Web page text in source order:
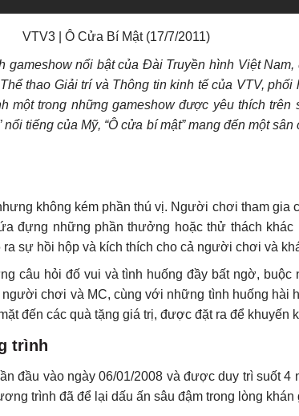
VTV3 | Ô Cửa Bí Mật (17/7/2011)
gameshow nổi bật của Đài Truyền hình Việt
thao Giải trí và Thông tin kinh tế của VTV,
một trong những gameshow được yêu thích trên
tiếng của Mỹ, “Ô cửa bí mật” mang đến một
không kém phần thú vị. Người chơi tham
đựng những phần thưởng hoặc thử thách
sự hồi hộp và kích thích cho cả người chơi và
câu hỏi đố vui và tình huống đầy bất ngờ,
chơi và MC, cùng với những tình huống hài
đến các quà tặng giá trị, được đặt ra để khuyến
trình
đầu vào ngày 06/01/2008 và được duy trì suốt 4
trình đã để lại dấu ấn sâu đậm trong lòng khán